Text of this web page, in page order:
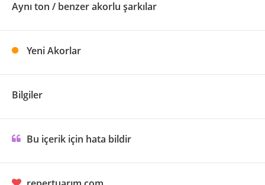
Aynı ton / benzer akorlu şarkılar
Yeni Akorlar
Bilgiler
Bu içerik için hata bildir